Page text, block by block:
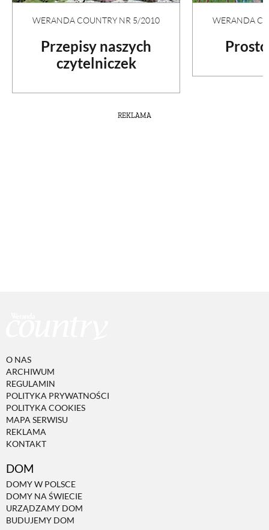
WERANDA COUNTRY NR 5/2010
Przepisy naszych
czytelniczek
WERANDA
REKLAMA
O NAS
ARCHIWUM
REGULAMIN
POLITYKA PRYWATNOŚCI
POLITYKA COOKIES
MAPA SERWISU
REKLAMA
KONTAKT
DOM
DOMY W POLSCE
DOMY NA ŚWIECIE
URZĄDZAMY DOM
BUDUJEMY DOM